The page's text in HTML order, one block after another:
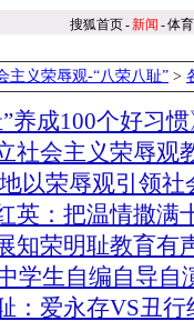
搜狐首页-新闻 -体育
主义荣辱观-“八荣八耻” >
”养成100个好习
社会主义荣辱观
以荣辱观引领社
英：把温情撒满
知荣明耻教育有
学生自编自导自
：爱永存VS丑行